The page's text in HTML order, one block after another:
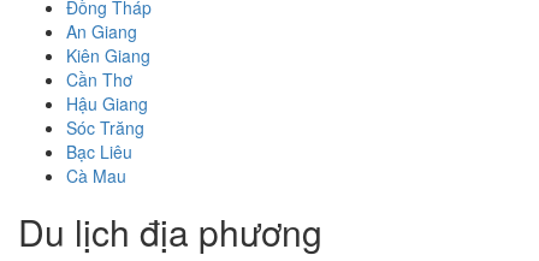
Đồng Tháp
An Giang
Kiên Giang
Cần Thơ
Hậu Giang
Sóc Trăng
Bạc Liêu
Cà Mau
Du lịch địa phương